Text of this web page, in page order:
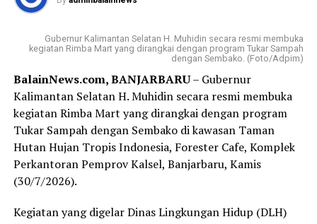
Pada kesempatan itu, Adi juga menyampaikan apresiasi
partai politik yang mendapatkan kursi di DPRD Kalsel
atas komitmen bersama yang terjakin. Gubernur juga
mengajak kalangan parpol untuk menjadikan
penyaluran bantuan ini sebagai langkah nyata untuk
memperkuat pendidikan politik bagi masyarakat.
Sementara itu, Kapala Sub Bidang Fasilitasi,
Kelembaban, Pemerintahan, Perwakilan, Partai Politik,
Badan Kesbangpol Provinsi Kalsel, Harry Widiyatmoko
parpol tahun ini mengalami kenaikan dari Rp7.500
Gubernur Kalimantan Selatan H. Muhidin secara resmi membuka
kegiatan Rimba Mart yang dirangkai dengan program Tukar Sampah
dengan Sembako. (Foto/Adpim)
BalainNews.com, BANJARBARU– Gubernur
Kalimantan Selatan H. Muhidin secara resmi membuka
kegiatan Rimba Mart yang dirangkai dengan program
Tukar Sampah dengan Sembako di kawasan Taman
Hutan Hujan Tropis Indonesia, Forester Cafe, Komplek
Perkantoran Pemprov Kalsel, Banjarbaru, Kamis
(30/7/2026).
Kegiatan yang digelar Dinas Lingkungan Hidup (DLH)